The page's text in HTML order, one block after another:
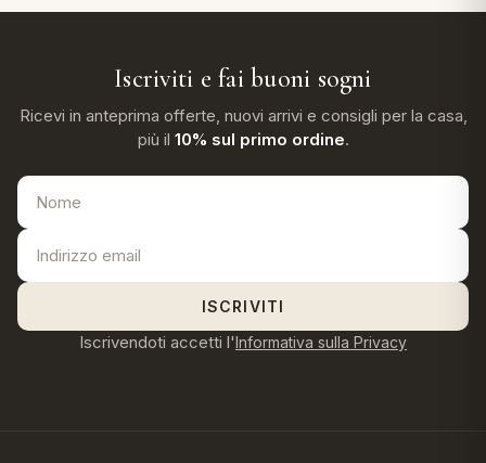
Iscriviti e fai buoni sogni
Ricevi in anteprima offerte, nuovi arrivi e consigli per la casa,
più il 10% sul primo ordine.
ISCRIVITI
Iscrivendoti accetti l'Informativa sulla Privacy